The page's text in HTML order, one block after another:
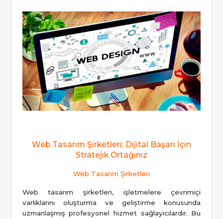
Web Tasarım Şirketleri: Dijital Başarı İçin
Stratejik Ortağınız
Web Tasarım Şirketleri
Web tasarım şirketleri, işletmelere çevrimiçi
varlıklarını oluşturma ve geliştirme konusunda
uzmanlaşmış profesyonel hizmet sağlayıcılardır. Bu